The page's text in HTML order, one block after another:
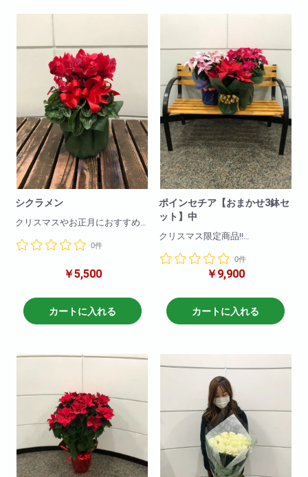
シクラメン
クリスマスやお正月におすすめ
季節を感じるお花の一つです!
大きさ W30×H40cm
です!
赤・白・ピンクがご用意できま
お電話にてお問合せください。
0件
￥5,500
カートに入れる
ポインセチア【おまかせ3鉢セ
ット】中
クリスマス限定商品!!
スマス感アップ☆
※お色、カタチはお任せとなりま
す。
0件
￥9,900
カートに入れる